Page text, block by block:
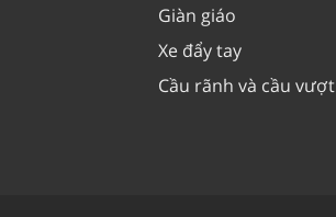
Giàn giáo
Xe đẩy tay
Cầu rãnh và cầu vượt